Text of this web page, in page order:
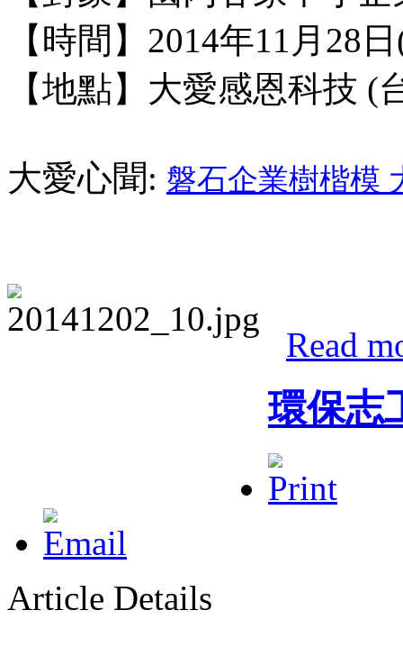
【時間】2014年11月28
【地點】 大愛感恩科技 (
大愛心聞: 磐石企業樹楷模
Read
環保志
Article Details